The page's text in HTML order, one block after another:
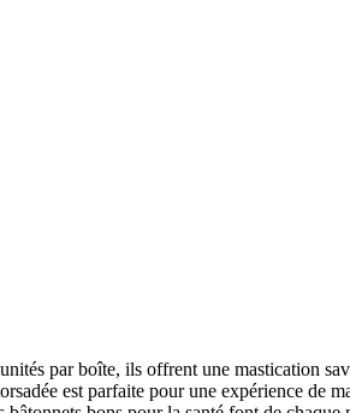
par boîte, ils offrent une mastication
est parfaite pour une expérience de